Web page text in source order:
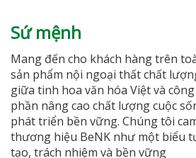
Sứ mệnh
Mang đến cho khách hàng trên
sản phẩm nội ngoại thất chất
giữa tinh hoa văn hóa Việt và
phần nâng cao chất lượng cuộc
phát triển bền vững. Chúng tôi
thương hiệu BeNK như một biểu
tạo, trách nhiệm và bền vững